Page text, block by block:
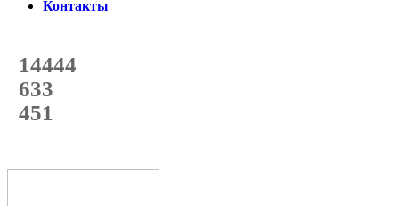
Контакты
14444
с начала года
633
с начала месяца
451
с начала недели